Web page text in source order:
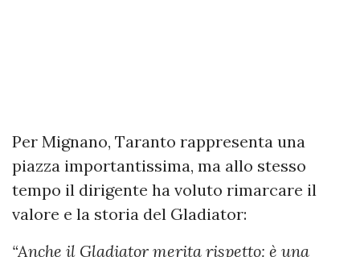
Per Mignano, Taranto rappresenta una
piazza importantissima, ma allo stesso
tempo il dirigente ha voluto rimarcare il
valore e la storia del Gladiator:
“Anche il Gladiator merita rispetto: è una